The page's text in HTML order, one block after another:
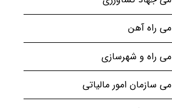
راه آهن
راه و شهرسازی
سازمان امور مالیاتی